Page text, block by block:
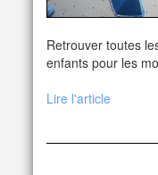
Retrouver toutes
enfants pour les
Lire l'article